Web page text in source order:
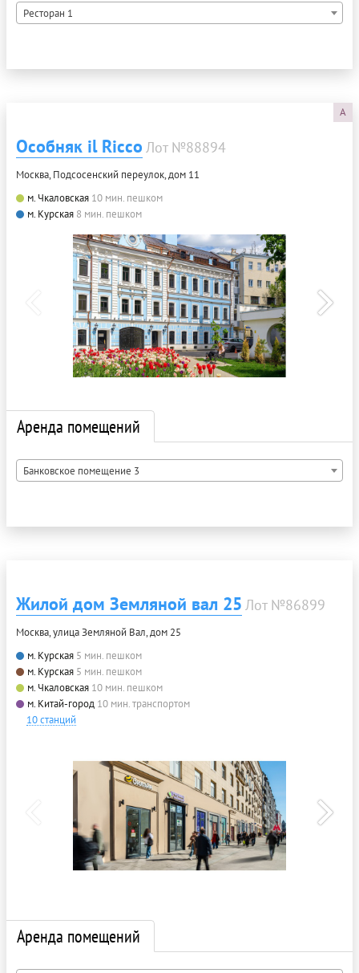
Ресторан 1
A
Особняк il Ricco Лот №88894
Москва, Подсосенский переулок, дом 11
м. Чкаловская 10 мин. пешком
м. Курская 8 мин. пешком
Аренда помещений
Банковское помещение 3
Жилой дом Земляной вал 25 Лот №86899
Москва, улица Земляной Вал, дом 25
м. Курская 5 мин. пешком
м. Курская 5 мин. пешком
м. Чкаловская 10 мин. пешком
м. Китай-город 10 мин. транспортом
10 станций
Аренда помещений